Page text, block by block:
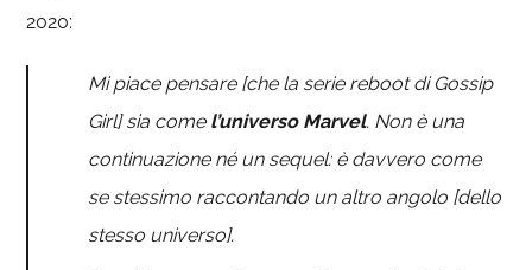
2020:
Mi piace pensare [che la serie reboot di Gossip
Girl] sia come l’universo Marvel. Non è una
continuazione né un sequel: è davvero come
se stessimo raccontando un altro angolo [dello
stesso universo].